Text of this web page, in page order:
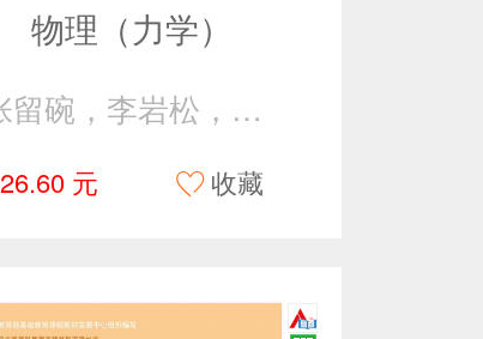
物理（力学）
张留碗，李岩松，俞家新
26.60 元 收藏